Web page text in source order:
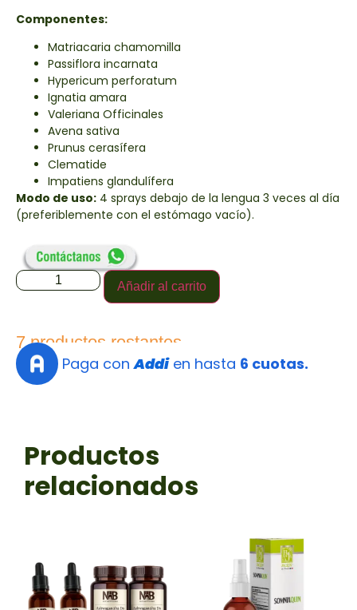
Componentes:
Matriacaria chamomilla
Passiflora incarnata
Hypericum perforatum
Ignatia amara
Valeriana Officinales
Avena sativa
Prunus cerasífera
Clematide
Impatiens glandulífera
Modo de uso: 4 sprays debajo de la lengua 3 veces al día
(preferiblemente con el estómago vacío).
Añadir al carrito
7 productos restantes
Paga conAddien hasta 6 cuotas.
Productos
relacionados